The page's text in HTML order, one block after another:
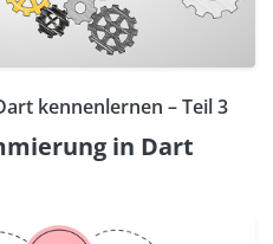
kennenlernen – Teil 3
in Dart